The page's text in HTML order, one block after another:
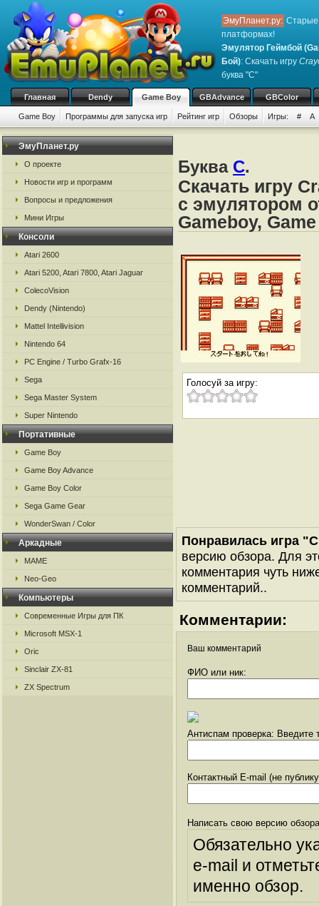
ЭмуПланет.ру: Старые
платформах!
Эмулятор Геймбой
Бой): Скачать игру
буква "C"
Главная Dendy Game Boy GBAdvance GBColor
Game Boy Программы для запуска игр Рейтинг игр Обзоры Игры: # A
ЭмуПланет.ру
О проекте
Новости игр и программ
Вопросы и предложения
Мини Игры
Консоли
Atari 2600
Atari 5200, Atari 7800, Atari Jaguar
ColecoVision
Dendy (Nintendo)
Mattel Intellivision
Nintendo 64
PC Engine / Turbo Grafx-16
Sega
Sega Master System
Super Nintendo
Портативные
Game Boy
Game Boy Advance
Game Boy Color
Sega Game Gear
WonderSwan / Color
Аркадные
MAME
Neo-Geo
Компьютеры
Современные Игры для ПК
Microsoft MSX-1
Oric
Sinclair ZX-81
ZX Spectrum
Буква C.
Скачать игру
с эмулятором
Gameboy,
Голосуй за игру:
Понравилась игра
версию обзора. Для
комментария чуть
комментарий..
Комментарии:
Ваш комментарий
ФИО или ник:
Антиспам проверка: Введите
Контактный E-mail (не
Написать свою версию
Обязательно
e-mail и
именно обзор.